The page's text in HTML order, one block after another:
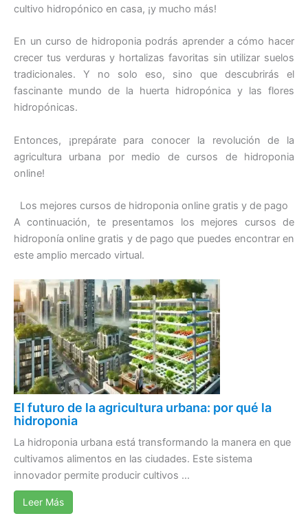
cultivo hidropónico en casa, ¡y mucho más!
En un curso de hidroponia podrás aprender a cómo hacer
crecer tus verduras y hortalizas favoritas sin utilizar suelos
tradicionales. Y no solo eso, sino que descubrirás el
fascinante mundo de la huerta hidropónica y las flores
hidropónicas.
Entonces, ¡prepárate para conocer la revolución de la
agricultura urbana por medio de cursos de hidroponia
online!
Los mejores cursos de hidroponia online gratis y de pago
A continuación, te presentamos los mejores cursos de
hidroponía online gratis y de pago que puedes encontrar en
este amplio mercado virtual.
El futuro de la agricultura urbana: por qué la
hidroponia
La hidroponia urbana está transformando la manera en que
cultivamos alimentos en las ciudades. Este sistema
innovador permite producir cultivos ...
Leer Más